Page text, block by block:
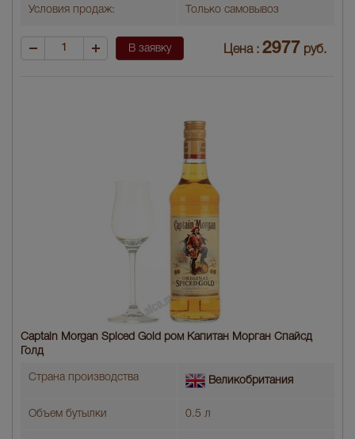
Условия продаж: Только самовывоз
В заявку Цена : 2977 руб.
Captain Morgan Spiced Gold ром Капитан Морган Спайсд
Голд
Страна производства Великобритания
Объем бутылки 0.5 л